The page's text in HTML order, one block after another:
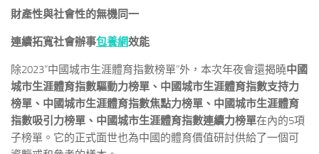
財產性與社會性的無機同一
連續拓寬社會辦事包養網效能
除2023“中國城市生涯體育指數榜單”外，本次年夜會還揭曉中國
城市生涯體育指數驅動力榜單、中國城市生涯體育指數支持力
榜單、中國城市生涯體育指數焦點力榜單、中國城市生涯體育
指數吸引力榜單、中國城市生涯體育指數連續力榜單在內的5項
子榜單。它的正式面世也為中國的體育價值研討供給了一個可